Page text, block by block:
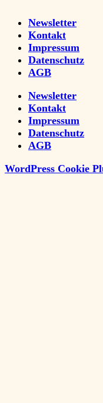
Newsletter
Kontakt
Impressum
Datenschutz
AGB
Newsletter
Kontakt
Impressum
Datenschutz
AGB
WordPress Cookie